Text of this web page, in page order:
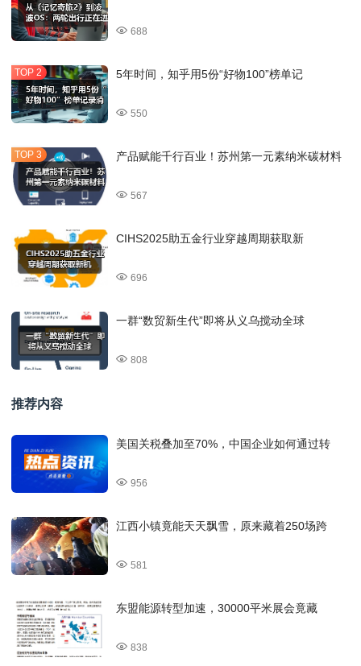
688
5年时间，知乎用5份“好物100”榜单记
550
产品赋能千行百业！苏州第一元素纳米碳材料
567
CIHS2025助五金行业穿越周期获取新
696
一群“数贸新生代”即将从义乌搅动全球
808
推荐内容
美国关税叠加至70%，中国企业如何通过转
956
江西小镇竟能天天飘雪，原来藏着250场跨
581
东盟能源转型加速，30000平米展会竟藏
838